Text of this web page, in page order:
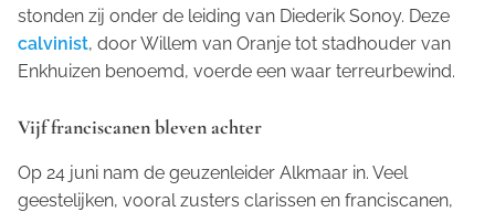
stonden zij onder de leiding van Diederik Sonoy. Deze
calvinist, door Willem van Oranje tot stadhouder van
Enkhuizen benoemd, voerde een waar terreurbewind.
Vijf franciscanen bleven achter
Op 24 juni nam de geuzenleider Alkmaar in. Veel
geestelijken, vooral zusters clarissen en franciscanen,